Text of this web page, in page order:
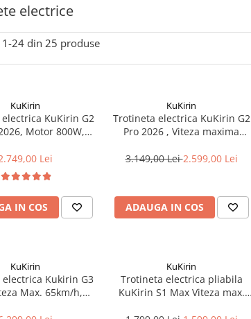
electrice
1-24 din 25 produse
KuKirin
KuKirin G2
Motor 800W,
h, Autonomie
maxima 55km
Lei
IN COS
KuKirin
Trotineta electrica KuKirin G2
Pro 2026 , Viteza maxima
Motor 600W, acumulator 48V
3.149,00 Lei2.599,00 Lei
ADAUGA IN COS
KuKirin
Kukirin G3
Max. 65km/h,
KuKirin
Trotineta electrica pliabila
KuKirin S1 Max Viteza max.